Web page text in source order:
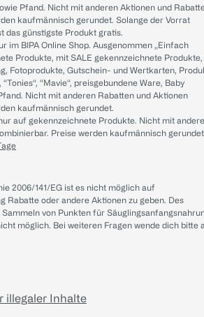
Pfand. Nicht mit anderen Aktionen und
kaufmännisch gerundet. Solange der Vorrat
das günstigste Produkt gratis.
im BIPA Online Shop. Ausgenommen „Einfach
Produkte, mit SALE gekennzeichnete Produkte,
Fotoprodukte, Gutschein- und Wertkarten,
“Mavie“, preisgebundene Ware, Baby
Nicht mit anderen Rabatten und Aktionen
kaufmännisch gerundet.
auf gekennzeichnete Produkte. Nicht mit
Preise werden kaufmännisch
2006/141/EG ist es nicht möglich auf
Rabatte oder andere Aktionen zu geben. Des
von Punkten für
möglich. Bei weiteren Fragen wende dich bitte
illegaler Inhalte